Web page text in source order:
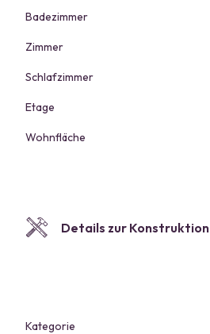
Badezimmer
Zimmer
Schlafzimmer
Etage
Wohnfläche
Details zur Konstruktion
Kategorie